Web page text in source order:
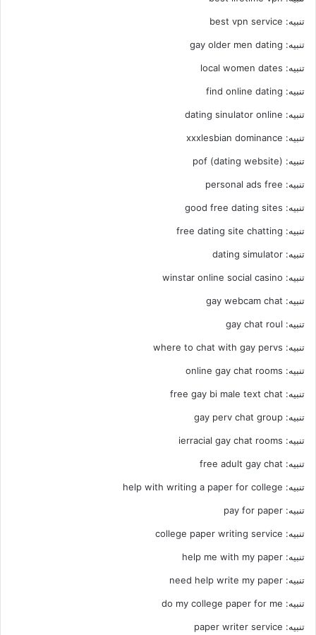
تنبيه: best vpn service
تنبيه: gay older men dating
تنبيه: local women dates
تنبيه: find online dating
تنبيه: dating sinulator online
تنبيه: xxxlesbian dominance
تنبيه: pof (dating website)
تنبيه: personal ads free
تنبيه: good free dating sites
تنبيه: free dating site chatting
تنبيه: dating simulator
تنبيه: winstar online social casino
تنبيه: gay webcam chat
تنبيه: gay chat roul
تنبيه: where to chat with gay pervs
تنبيه: online gay chat rooms
تنبيه: free gay bi male text chat
تنبيه: gay perv chat group
تنبيه: ierracial gay chat rooms
تنبيه: free adult gay chat
تنبيه: help with writing a paper for college
تنبيه: pay for paper
تنبيه: college paper writing service
تنبيه: help me with my paper
تنبيه: need help write my paper
تنبيه: do my college paper for me
تنبيه: paper writer service